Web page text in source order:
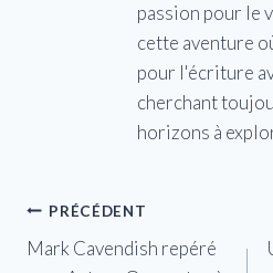
passion pour le
cette aventure
pour l'écriture
cherchant
horizons à
Navigation
de
PRÉCÉDENT
Mark Cavendish repéré